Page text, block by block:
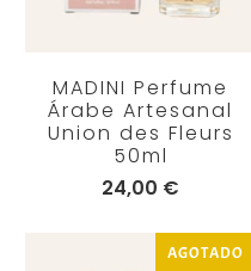
MADINI Perfume
Árabe Artesanal
Union des Fleurs
50ml
24,00 €
AGOTADO